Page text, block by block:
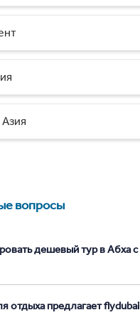
вопросы
дешевый тур в Абха с
отдыха предлагает flydubai